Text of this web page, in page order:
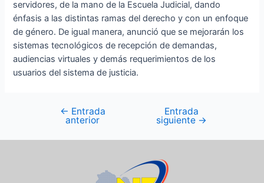
servidores, de la mano de la Escuela Judicial, dando
énfasis a las distintas ramas del derecho y con un enfoque
de género. De igual manera, anunció que se mejorarán los
sistemas tecnológicos de recepción de demandas,
audiencias virtuales y demás requerimientos de los
usuarios del sistema de justicia.
← Entrada
anterior
Entrada
siguiente →